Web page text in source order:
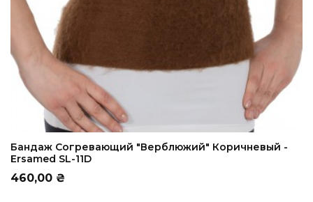
ADD TO CART
Бандаж Согревающий "Верблюжий" Коричневый -
Ersamed SL-11D
Цена
460,00 ₴